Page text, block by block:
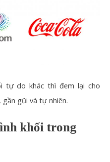
tự do khác thì đem lại cho
gũi và tự nhiên.
khối trong